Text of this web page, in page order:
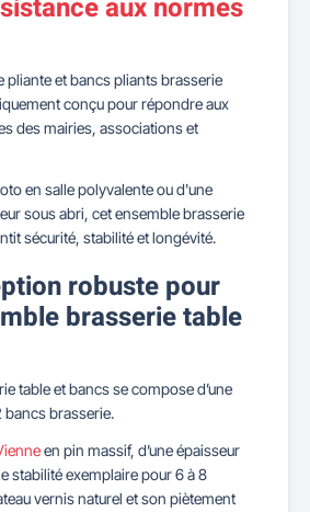
aux normes
pliante et bancs pliants brasserie
conçu pour répondre aux
des mairies, associations et
en salle polyvalente ou d'une
sous abri, cet ensemble brasserie
sécurité, stabilité et longévité.
robuste pour
brasserie table
table et bancs se compose d’une
bancs brasserie.
en pin massif, d’une épaisseur
stabilité exemplaire pour 6 à 8
vernis naturel et son piètement